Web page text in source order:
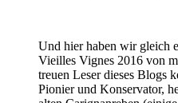
Und hier haben wir gleich
Vieilles Vignes 2016 von
treuen Leser dieses Blogs
Pionier und Konservator,